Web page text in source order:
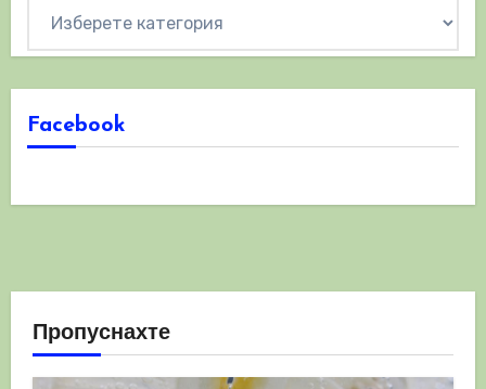
Facebook
Пропуснахте